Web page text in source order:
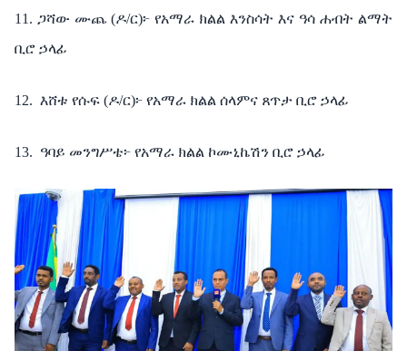
11. ጋሻው ሙጨ (ዶ/ር)፦ የአማራ ክልል እንስሳት እና ዓሳ ሐብት ልማት
ቢሮ ኃላፊ
12. እሸቱ የሱፍ (ዶ/ር)፦ የአማራ ክልል ሰላምና ጸጥታ ቢሮ ኃላፊ
13. ዓባይ መንግሥቴ፦ የአማራ ክልል ኮሙኒኬሽን ቢሮ ኃላፊ